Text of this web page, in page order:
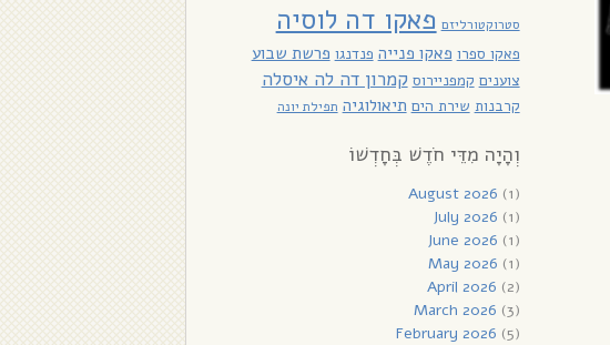
סטרוקטורליזם פאקו דה לוסיה
פאקו ספרו פאקו פנייה פנדנגו פרשת שבוע
צוענים קמפניירוס קמרון דה לה איסלה
קרבנות שירת הים תיאולוגיה תפילת יונה
וְהָיָה מִדֵּי חֹדֶשׁ בְּחָדְשׁוֹ
August 2026 (1)
July 2026 (1)
June 2026 (1)
May 2026 (1)
April 2026 (2)
March 2026 (3)
February 2026 (5)